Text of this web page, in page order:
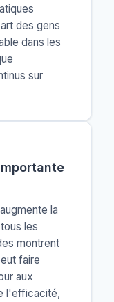
des gens
dans les
sur
la
les
montrent
faire
aux
l'efficacité,